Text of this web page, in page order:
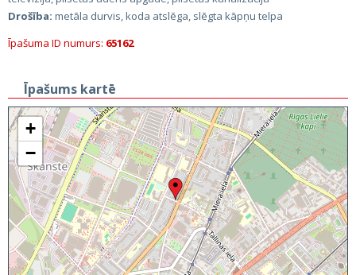
Drošība: metāla durvis, koda atslēga, slēgta kāpņu telpa
Īpašuma ID numurs: 65162
Īpašums kartē
+
−